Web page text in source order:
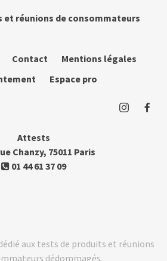
et réunions de consommateurs
Contact
Mentions légales
Espace pro
Attests
Chanzy, 75011 Paris
01 44 61 37 09
aux tests de produits et réunions
dédommagés.